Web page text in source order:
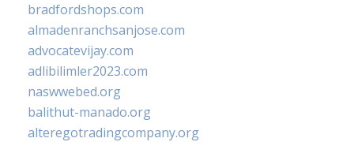
bradfordshops.com
almadenranchsanjose.com
advocatevijay.com
adlibilimler2023.com
naswwebed.org
balithut-manado.org
alteregotradingcompany.org